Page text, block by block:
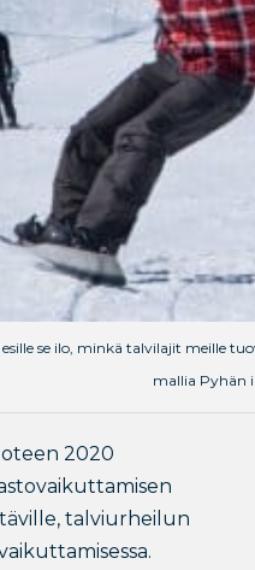
se ilo, minkä talvilajit meille
mallia Pyhän
2020
talviurheilun